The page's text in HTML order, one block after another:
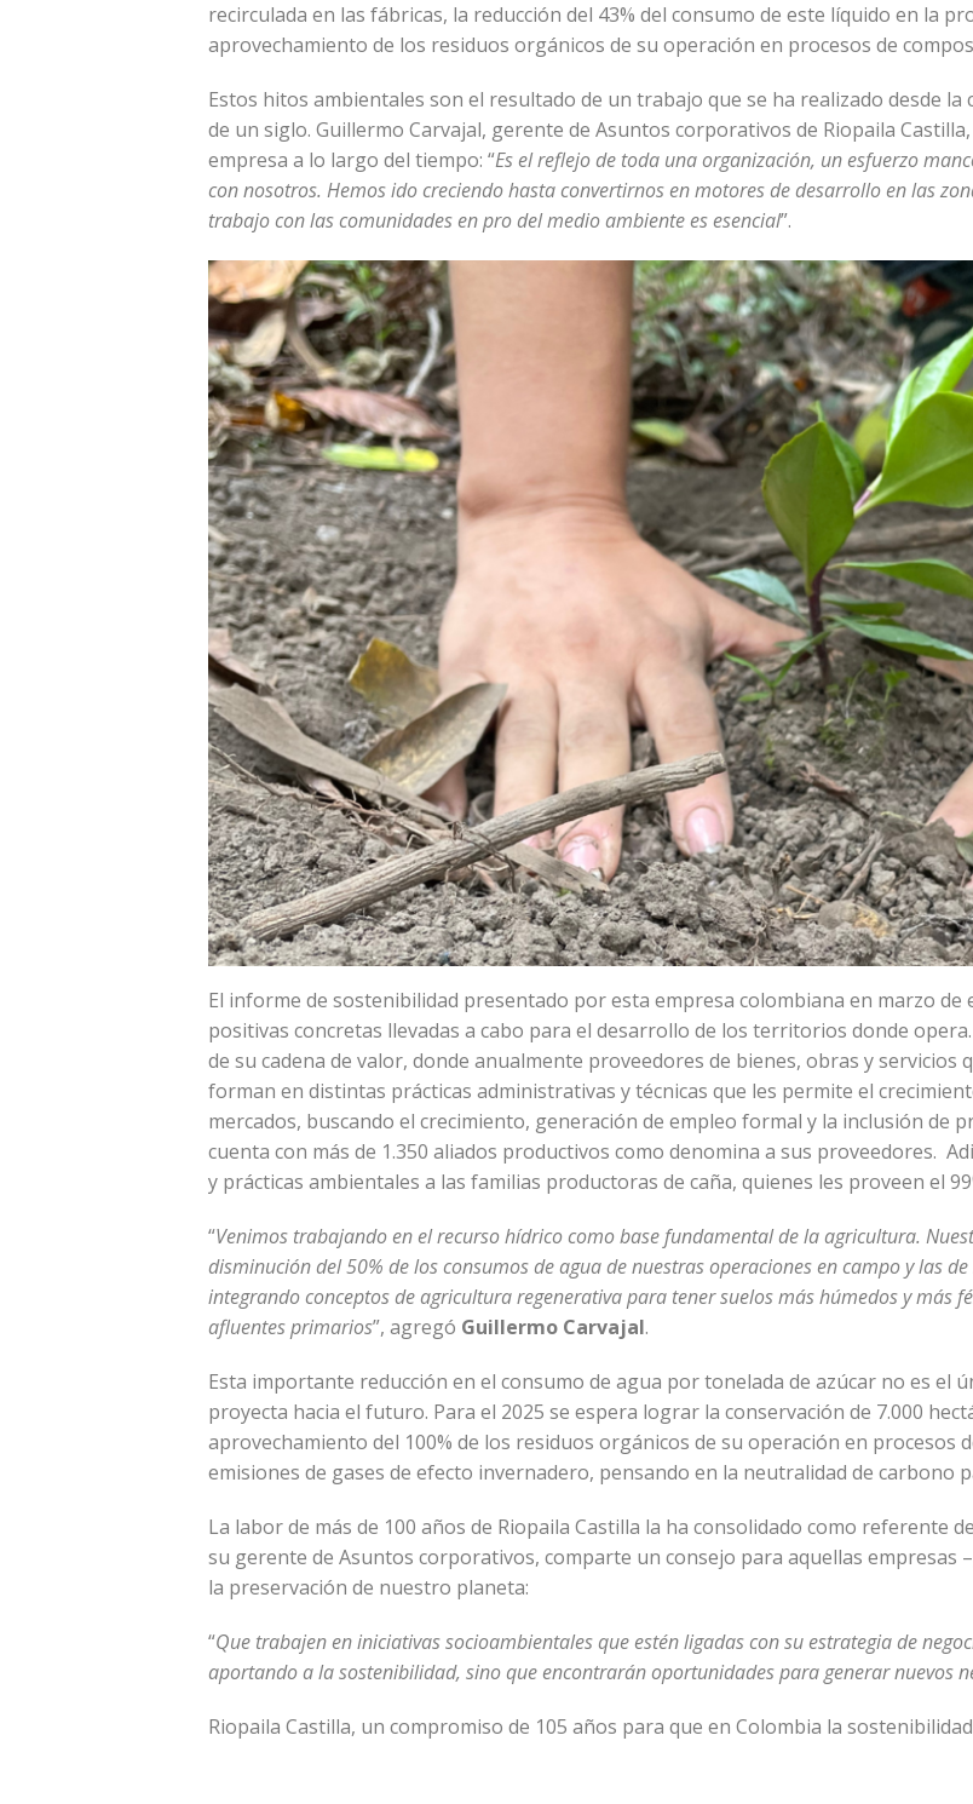
recirculada en las fábricas, la reducción del 43% del consumo de este líquido en la
aprovechamiento de los residuos orgánicos de su operación en procesos de
Estos hitos ambientales son el resultado de un trabajo que se ha realizado desde la
de un siglo. Guillermo Carvajal, gerente de Asuntos corporativos de Riopaila
empresa a lo largo del tiempo: “Es el reflejo de toda una organización, un esfuerzo
con nosotros. Hemos ido creciendo hasta convertirnos en motores de desarrollo en las
trabajo con las comunidades en pro del medio ambiente es esencial”.
El informe de sostenibilidad presentado por esta empresa colombiana en marzo de
positivas concretas llevadas a cabo para el desarrollo de los territorios donde
de su cadena de valor, donde anualmente proveedores de bienes, obras y servicios
forman en distintas prácticas administrativas y técnicas que les permite el
mercados, buscando el crecimiento, generación de empleo formal y la inclusión de
cuenta con más de 1.350 aliados productivos como denomina a sus proveedores.
y prácticas ambientales a las familias productoras de caña, quienes les proveen el
“Venimos trabajando en el recurso hídrico como base fundamental de la agricultura.
disminución del 50% de los consumos de agua de nuestras operaciones en campo y las
integrando conceptos de agricultura regenerativa para tener suelos más húmedos y más
afluentes primarios”, agregó Guillermo Carvajal.
Esta importante reducción en el consumo de agua por tonelada de azúcar no es el
proyecta hacia el futuro. Para el 2025 se espera lograr la conservación de 7.000
aprovechamiento del 100% de los residuos orgánicos de su operación en procesos
emisiones de gases de efecto invernadero, pensando en la neutralidad de carbono
La labor de más de 100 años de Riopaila Castilla la ha consolidado como referente
su gerente de Asuntos corporativos, comparte un consejo para aquellas empresas
la preservación de nuestro planeta:
“Que trabajen en iniciativas socioambientales que estén ligadas con su estrategia de
aportando a la sostenibilidad, sino que encontrarán oportunidades para generar nuevos
Riopaila Castilla, un compromiso de 105 años para que en Colombia la